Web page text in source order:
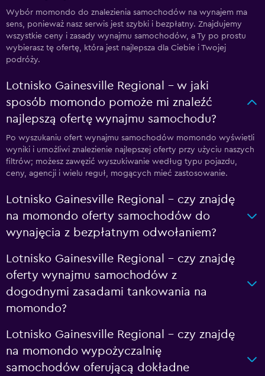
Wybór momondo do znalezienia samochodów na wynajem ma
sens, ponieważ nasz serwis jest szybki i bezpłatny. Znajdujemy
wszystkie ceny i zasady wynajmu samochodów, a Ty po prostu
wybierasz tę ofertę, która jest najlepsza dla Ciebie i Twojej
podróży.
Lotnisko Gainesville Regional – w jaki
sposób momondo pomoże mi znaleźć
najlepszą ofertę wynajmu samochodu?
Po wyszukaniu ofert wynajmu samochodów momondo wyświetli
wyniki i umożliwi znalezienie najlepszej oferty przy użyciu naszych
filtrów; możesz zawęzić wyszukiwanie według typu pojazdu,
ceny, agencji i wielu reguł, mogących mieć zastosowanie.
Lotnisko Gainesville Regional – czy znajdę
na momondo oferty samochodów do
wynajęcia z bezpłatnym odwołaniem?
Lotnisko Gainesville Regional – czy znajdę
oferty wynajmu samochodów z
dogodnymi zasadami tankowania na
momondo?
Lotnisko Gainesville Regional – czy znajdę
na momondo wypożyczalnię
samochodów oferującą dokładne